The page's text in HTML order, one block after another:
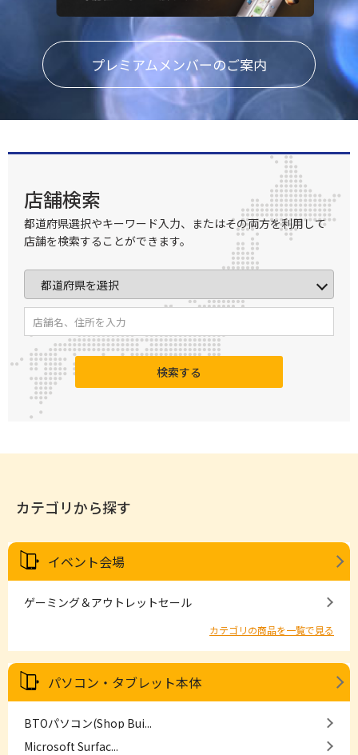
プレミアムメンバーのご案内
店舗検索
都道府県選択やキーワード入力、またはその両方を利用して
店舗を検索することができます。
検索する
カテゴリから探す
イベント会場
ゲーミング＆アウトレットセール
カテゴリの商品を一覧で見る
パソコン・タブレット本体
BTOパソコン(Shop Bui...
Microsoft Surfac...